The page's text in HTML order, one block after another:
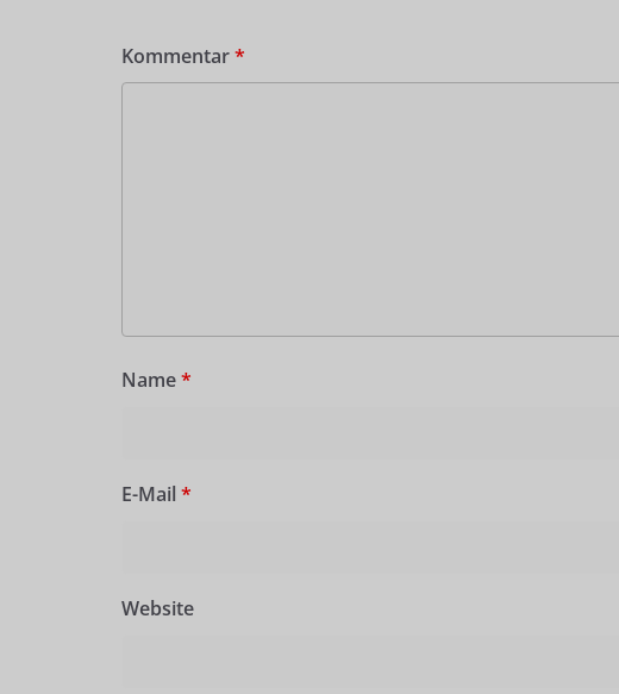
Kommentar*
Name*
E-Mail *
Website